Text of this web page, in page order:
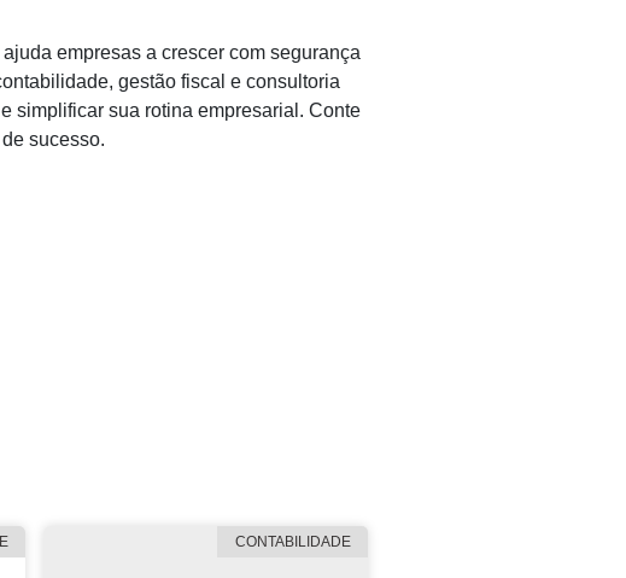
empresas a crescer com segurança
gestão fiscal e consultoria
simplificar sua rotina empresarial. Conte
sucesso.
CONTABILIDADE